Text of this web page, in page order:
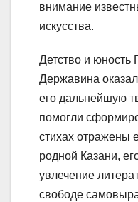
внимание
искусства.
Детство и юность
Державина
его дальнейшую
помогли
стихах отражены
родной Казани,
увлечение
свободе